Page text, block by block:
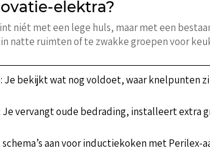
elektra?
niét met een lege huls, maar met een
natte ruimten of te zwakke groepen voor
: Je bekijkt wat nog voldoet, waar knelpunten
Je vervangt oude bedrading, installeert extra
schema’s aan voor inductiekoken met